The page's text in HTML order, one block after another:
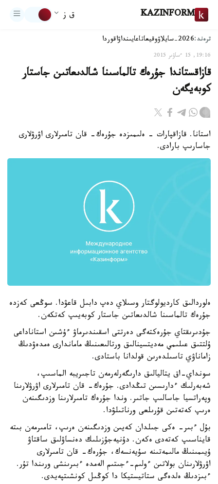
KAZINFORM ق ز
ترەند:2026-سايلاۋ وقيعاتاعايىنداۋاقوردا
19:16, 15 ءساۋىر 2015
قازاقستاندا جۇرەك تالماسىنا شالدىعاتىن جاستار
كوبەيگەن
استانا. قازاقپارات - ەلىمىزدە جۇرەك- قان تامىرلارى اۋرۋلارى
جاسارىپ بارادى.
ەلوردالىق كارديولوگتار وسىلاي دەپ دابىل قاعۋدا. سوڭعى كەزدە
جۇرەك تالماسىنا شالدىعاتىن جاستار كوبەيىپ كەتكەن.
جۇدىرىقتاي جۇرەكتەگى دەرتتى اسقىندىرماۋ ءۇشىن استاناداعى
ۇلتتىق عىلىمي مەديتسينالىق ورتالىعىنىڭ ماماندارى ەمدەۋدىڭ
زاماناۋي تاسىلدەرىن قولدانا باستادى.
سونداي-اق يتاليالىق دارىگەرلەرمەن تاجىريبە الماسىپ،
شەبەرلىك ءدارىسىن تىڭدادى. جۇرەك- قان تامىرلارى اۋرۋلارىنا
وپەراتسيا جاسالىپ جاتىر. وندا جۇرەك تامىرلارىنا وزدىگىنەن
ەرىپ كەتەتىن قۇرىلعى ورناتىلۋدا.
بۇل ءبىر- ەكى جىلدان كەيىن وزدىگىنەن ەرىپ، تامىرمەن بىتە
قايناسىپ كەتەدى ەكەن. دۇنيەجۇزىلىك دەنساۋلىق ساقتاۋ
ۇيىمىنىڭ مالىمەتىنە سۇيەنسەك، جۇرەك- قان تامىرلارى
اۋرۋلارىنان بولاتىن ءولىم-ءجىتىم الەمدە ءبىرىنشى ورىندا تۇر.
ءبىزدىڭ ەلدەگى ستاتيستيكا دا كوڭىل كونشىتپەيدى.